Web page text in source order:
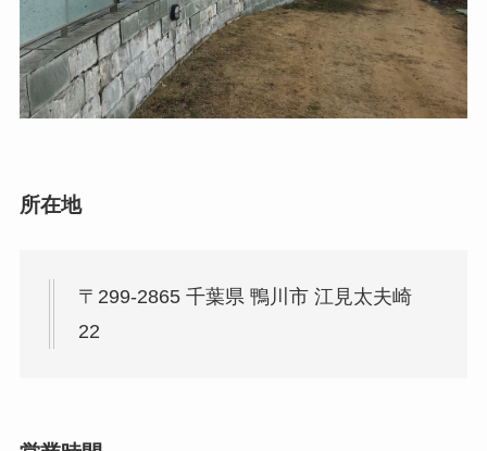
所在地
〒299-2865 千葉県 鴨川市 江見太夫崎
22